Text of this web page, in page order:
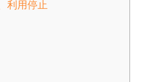
利用停止